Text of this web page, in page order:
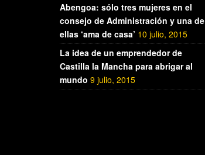
Abengoa: sólo tres mujeres en el
consejo de Administración y una de
ellas ‘ama de casa’ 10 julio, 2015
La idea de un emprendedor de
Castilla la Mancha para abrigar al
mundo 9 julio, 2015